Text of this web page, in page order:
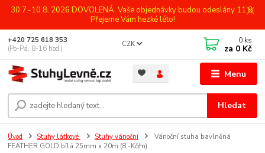
30.7.-10.8. 2026 DOVOLENÁ. Vaše objednávky budou odeslány 11.8.
Přejeme Vám hezké léto!
Menu
CZK
Hledat
+420 725 618 353
(Po-Pá, 8-16 hod.)
0 ks
za 0 Kč
Úvod Stuhy látkové Stuhy vánoční
Vánoční stuha bavlněná
FEATHER GOLD bílá 25mm x 20m (8,-Kč/m)